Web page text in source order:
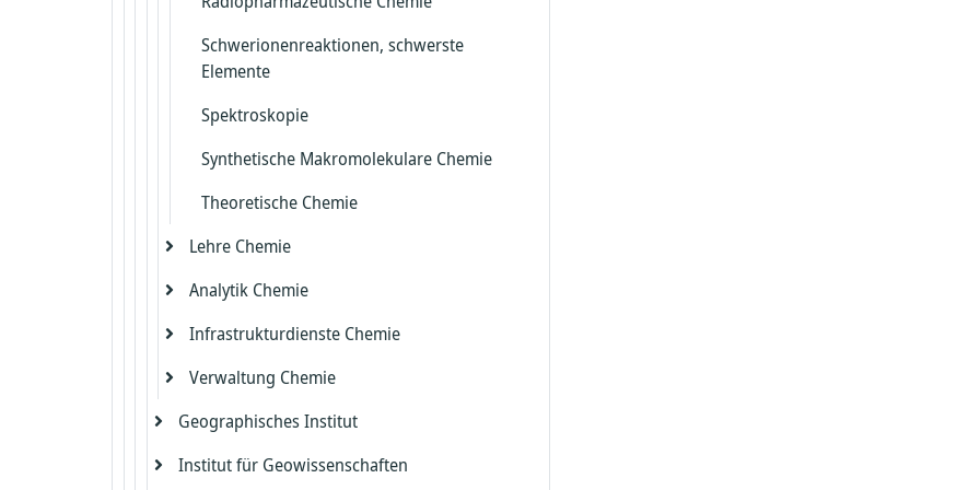
Schwerionenreaktionen, schwerste
Elemente
Spektroskopie
Synthetische Makromolekulare Chemie
Theoretische Chemie
Lehre Chemie
Lehre
Analytik Chemie
Zentrale Analytik Chemie
Zentrales Imaging Chemie
Infrastrukturdienste Chemie
Elektronik
Feinmechanik Chemie
Glasbläserei
Verwaltung Chemie
Gebäudemanagement
Verwaltung
Geographisches Institut
Bodengeographie/Bodenkunde
Institut für Geowissenschaften